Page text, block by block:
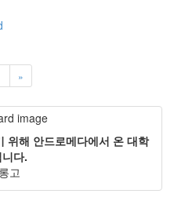
»
위해 안드로메다에서 온 대학
다.
고